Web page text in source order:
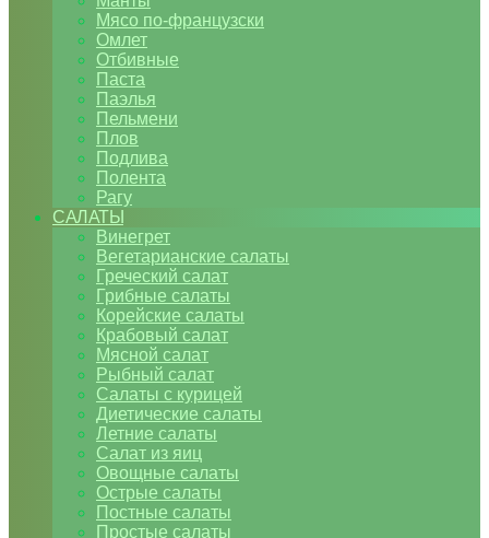
Мясо по-французски
Омлет
Отбивные
Паста
Паэлья
Пельмени
Плов
Подлива
Полента
Рагу
САЛАТЫ
Винегрет
Вегетарианские салаты
Греческий салат
Грибные салаты
Корейские салаты
Крабовый салат
Мясной салат
Рыбный салат
Салаты с курицей
Диетические салаты
Летние салаты
Салат из яиц
Овощные салаты
Острые салаты
Постные салаты
Простые салаты